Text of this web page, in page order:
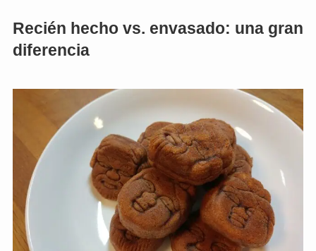
Recién hecho vs. envasado: una gran
diferencia